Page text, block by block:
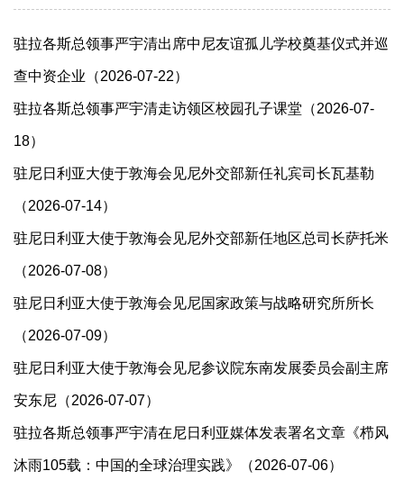
驻拉各斯总领事严宇清出席中尼友谊孤儿学校奠基仪式并巡
查中资企业（2026-07-22）
驻拉各斯总领事严宇清走访领区校园孔子课堂（2026-07-
18）
驻尼日利亚大使于敦海会见尼外交部新任礼宾司长瓦基勒
（2026-07-14）
驻尼日利亚大使于敦海会见尼外交部新任地区总司长萨托米
（2026-07-08）
驻尼日利亚大使于敦海会见尼国家政策与战略研究所所长
（2026-07-09）
驻尼日利亚大使于敦海会见尼参议院东南发展委员会副主席
安东尼（2026-07-07）
驻拉各斯总领事严宇清在尼日利亚媒体发表署名文章《栉风
沐雨105载：中国的全球治理实践》（2026-07-06）